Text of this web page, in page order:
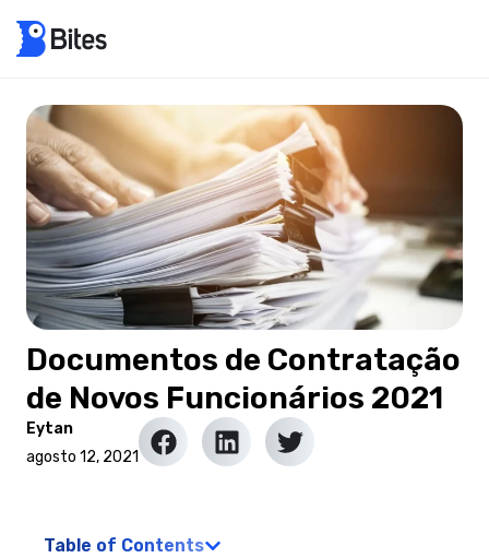
Documentos de Contratação
de Novos Funcionários 2021
Eytan
agosto 12, 2021
Table of Contents